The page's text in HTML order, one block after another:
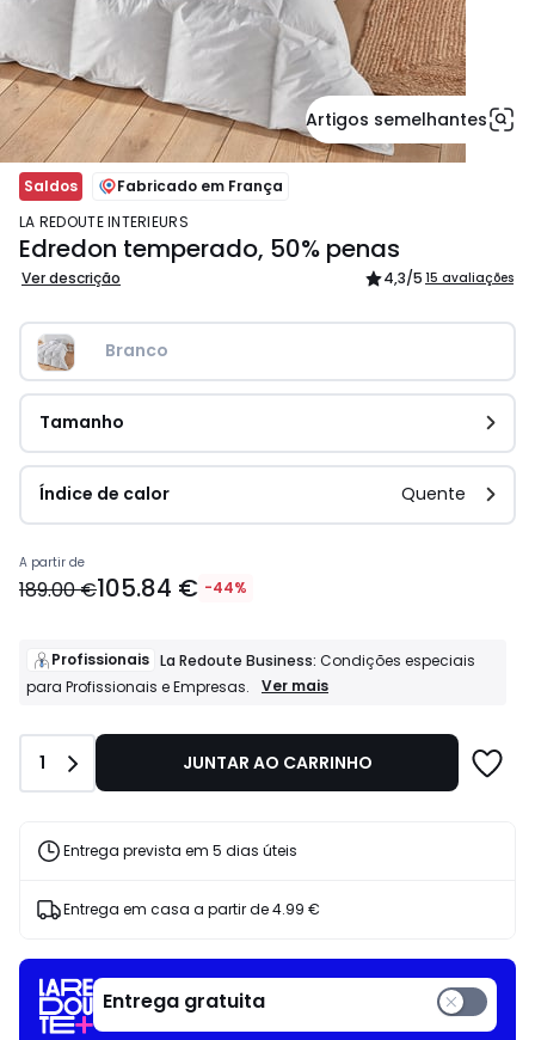
Artigos semelhantes
Saldos
Fabricado em França
LA REDOUTE INTERIEURS
Edredon temperado, 50% penas
Ver descrição 4,3/5 15 avaliações
Branco
Tamanho
Índice de calor Quente
Preço
a
105.84
€
vez
189.00
de
aplicado.
A partir de
189.00 €105.84 € -44%
Profissionais La Redoute Business: Condições especiais
para Profissionais e Empresas.
Profissionais
Condições
e
Ver mais
Quantidade
1 JUNTAR AO CARRINHO
Entrega prevista em 5 dias úteis
Entrega em casa a partir de4.99 €
Entrega gratuita